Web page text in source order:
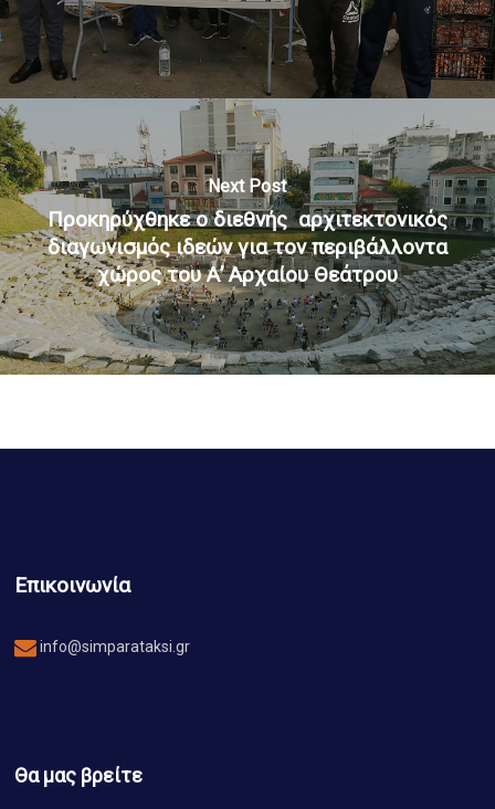
Next Post
Προκηρύχθηκε ο διεθνής αρχιτεκτονικός
διαγωνισμός ιδεών για τον περιβάλλοντα
χώρος του Α’ Αρχαίου Θεάτρου
Επικοινωνία
info@simparataksi.gr
Θα μας βρείτε